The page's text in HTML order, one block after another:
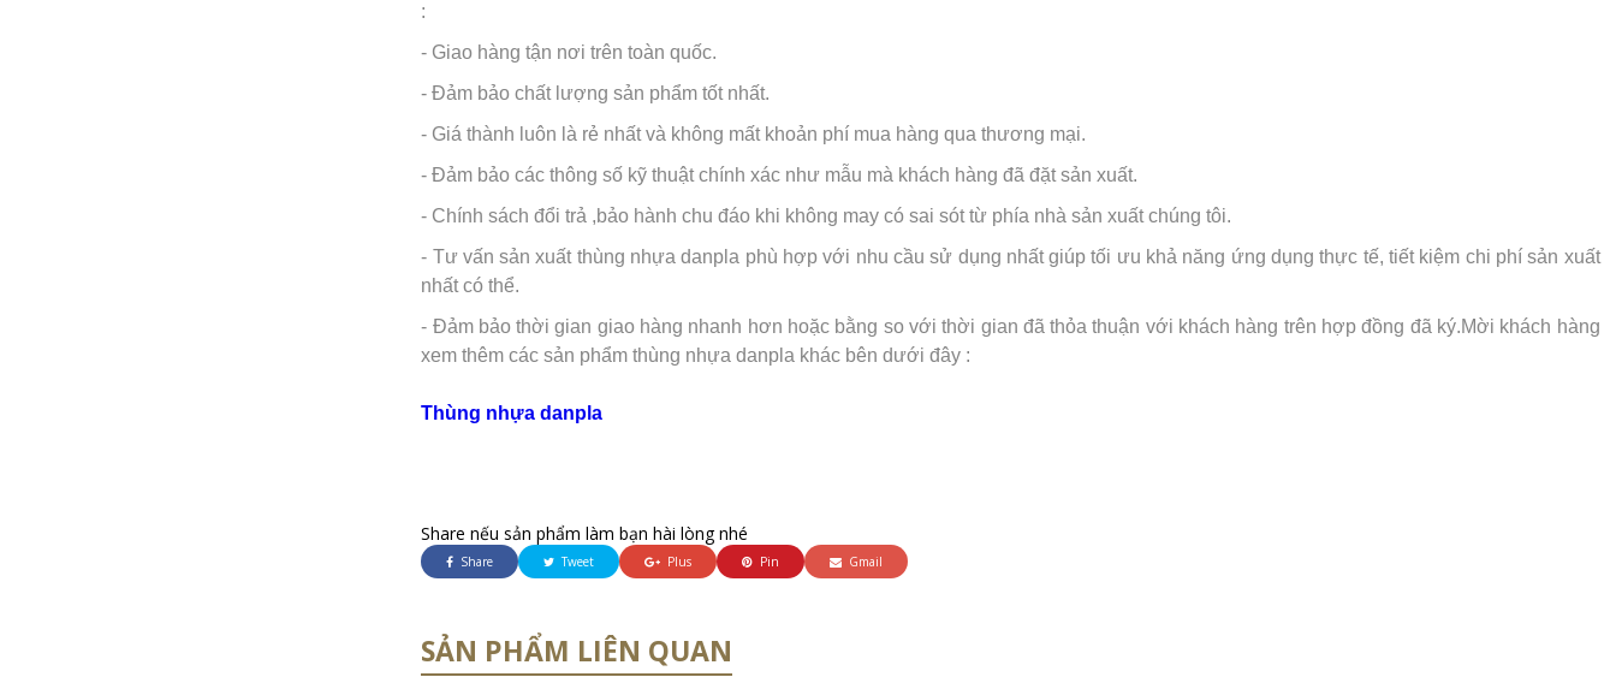
:
- Giao hàng tận nơi trên toàn quốc.
- Đảm bảo chất lượng sản phẩm tốt nhất.
- Giá thành luôn là rẻ nhất và không mất khoản phí mua hàng qua thương mại.
- Đảm bảo các thông số kỹ thuật chính xác như mẫu mà khách hàng đã đặt sản xuất.
- Chính sách đổi trả ,bảo hành chu đáo khi không may có sai sót từ phía nhà sản xuất chúng tôi.
- Tư vấn sản xuất thùng nhựa danpla phù hợp với nhu cầu sử dụng nhất giúp tối ưu khả năng ứng dụng thực tế, tiết kiệm chi phí sản xuất
nhất có thể.
- Đảm bảo thời gian giao hàng nhanh hơn hoặc bằng so với thời gian đã thỏa thuận với khách hàng trên hợp đồng đã ký.Mời khách hàng
xem thêm các sản phẩm thùng nhựa danpla khác bên dưới đây :
Thùng nhựa danpla
Share nếu sản phẩm làm bạn hài lòng nhé
Share Tweet Plus Pin Gmail
SẢN PHẨM LIÊN QUAN